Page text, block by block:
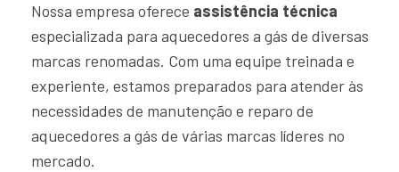
Nossa empresa oferece assistência técnica
especializada para aquecedores a gás de diversas
marcas renomadas. Com uma equipe treinada e
experiente, estamos preparados para atender às
necessidades de manutenção e reparo de
aquecedores a gás de várias marcas líderes no
mercado.